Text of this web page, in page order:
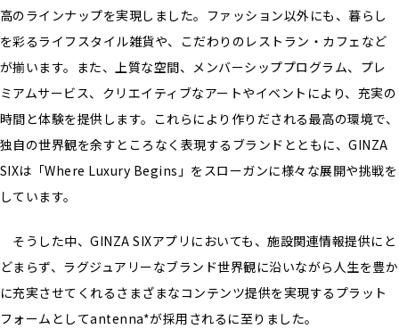
高のラインナップを実現しました。ファッション以外にも、暮らし
を彩るライフスタイル雑貨や、こだわりのレストラン・カフェなど
が揃います。また、上質な空間、メンバーシッププログラム、プレ
ミアムサービス、クリエイティブなアートやイベントにより、充実の
時間と体験を提供します。これらにより作りだされる最高の環境で、
独自の世界観を余すところなく表現するブランドとともに、GINZA
SIXは「Where Luxury Begins」をスローガンに様々な展開や挑戦を
しています。
そうした中、GINZA SIXアプリにおいても、施設関連情報提供にと
どまらず、ラグジュアリーなブランド世界観に沿いながら人生を豊か
に充実させてくれるさまざまなコンテンツ提供を実現するプラット
フォームとしてantenna*が採用されるに至りました。